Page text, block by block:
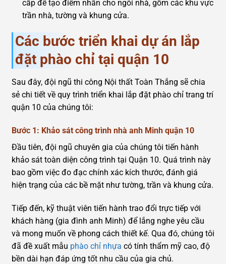
cấp để tạo điểm nhấn cho ngôi nhà, gồm các khu vực
trần nhà, tường và khung cửa.
Các bước triển khai dự án lắp
đặt phào chỉ tại quận 10
Sau đây, đội ngũ thi công Nội thất Toàn Thắng sẽ chia
sẻ chi tiết về quy trình triển khai lắp đặt phào chỉ trang trí
quận 10 của chúng tôi:
Bước 1: Khảo sát công trình nhà anh Minh quận 10
Đầu tiên, đội ngũ chuyên gia của chúng tôi tiến hành
khảo sát toàn diện công trình tại Quận 10. Quá trình này
bao gồm việc đo đạc chính xác kích thước, đánh giá
hiện trạng của các bề mặt như tường, trần và khung cửa.
Tiếp đến, kỹ thuật viên tiến hành trao đổi trực tiếp với
khách hàng (gia đình anh Minh) để lắng nghe yêu cầu
và mong muốn về phong cách thiết kế. Qua đó, chúng tôi
đã đề xuất mẫu phào chỉ nhựa có tính thẩm mỹ cao, độ
bền dài hạn đáp ứng tốt nhu cầu của gia chủ.